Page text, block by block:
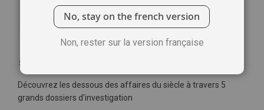
Soyez le premier à commenter ce produit
Découvrez les dessous des affaires du siècle à travers 5
grands dossiers d'investigation
No, stay on the french version
Non, rester sur la version française